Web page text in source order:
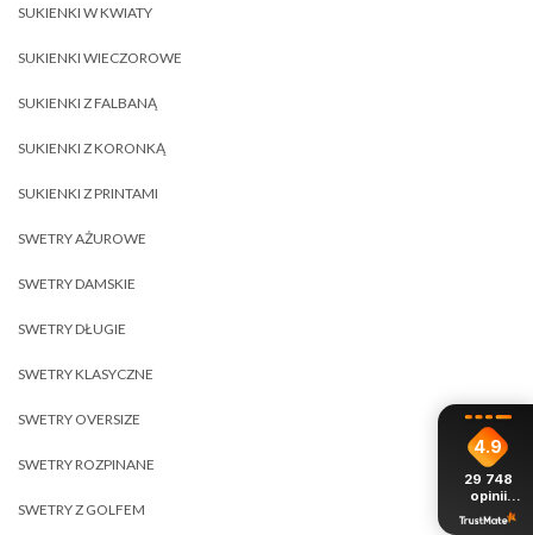
SUKIENKI W KWIATY
SUKIENKI WIECZOROWE
SUKIENKI Z FALBANĄ
SUKIENKI Z KORONKĄ
SUKIENKI Z PRINTAMI
SWETRY AŻUROWE
SWETRY DAMSKIE
SWETRY DŁUGIE
SWETRY KLASYCZNE
SWETRY OVERSIZE
SWETRY ROZPINANE
SWETRY Z GOLFEM
4.9
29 748
opinii
z całego
okresu